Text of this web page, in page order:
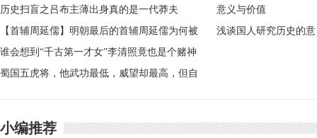
历史扫盲之吕布主薄出身真的是一代莽夫
【首辅周延儒】明朝最后的首辅周延儒为何被
认为是大奸臣
谁会想到“千古第一才女”李清照竟也是个赌神
蜀国五虎将，他武功最低，威望却最高，但自
浅谈国人研究历史的意
小编推荐